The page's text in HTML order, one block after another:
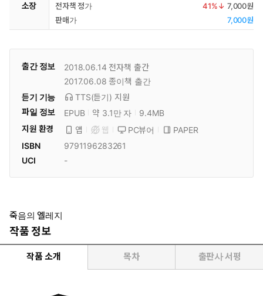
소장
전자책 정가
41%↓ 7,000원
판매가
7,000원
출간 정보 2018.06.14 전자책 출간
2017.06.08 종이책 출간
듣기 기능
TTS(듣기) 지원
파일 정보
EPUB 약 3.1만 자
9.4MB
지원 환경
앱 웹 PC뷰어
PAPER
ISBN
9791196283261
UCI
-
죽음의 엘레지
작품 정보
작품 소개 목차 출판사 서평